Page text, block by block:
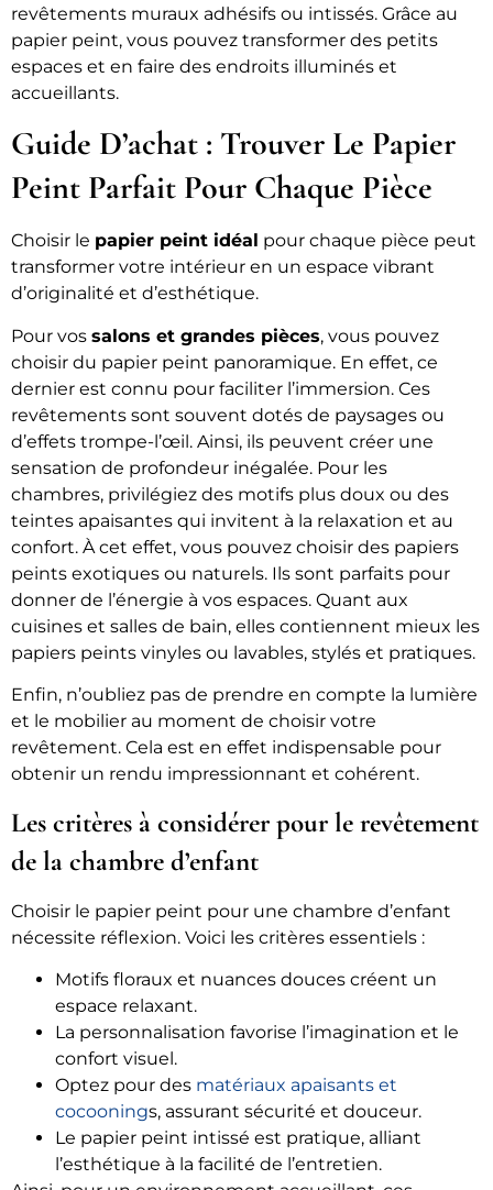
revêtements muraux adhésifs ou intissés. Grâce au
papier peint, vous pouvez transformer des petits
espaces et en faire des endroits illuminés et
accueillants.
Guide D’achat : Trouver Le Papier
Peint Parfait Pour Chaque Pièce
Choisir le papier peint idéal pour chaque pièce peut
transformer votre intérieur en un espace vibrant
d’originalité et d’esthétique.
Pour vos salons et grandes pièces, vous pouvez
choisir du papier peint panoramique. En effet, ce
dernier est connu pour faciliter l’immersion. Ces
revêtements sont souvent dotés de paysages ou
d’effets trompe-l’œil. Ainsi, ils peuvent créer une
sensation de profondeur inégalée. Pour les
chambres, privilégiez des motifs plus doux ou des
teintes apaisantes qui invitent à la relaxation et au
confort. À cet effet, vous pouvez choisir des papiers
peints exotiques ou naturels. Ils sont parfaits pour
donner de l’énergie à vos espaces. Quant aux
cuisines et salles de bain, elles contiennent mieux les
papiers peints vinyles ou lavables, stylés et pratiques.
Enfin, n’oubliez pas de prendre en compte la lumière
et le mobilier au moment de choisir votre
revêtement. Cela est en effet indispensable pour
obtenir un rendu impressionnant et cohérent.
Les critères à considérer pour le revêtement
de la chambre d’enfant
Choisir le papier peint pour une chambre d’enfant
nécessite réflexion. Voici les critères essentiels :
Motifs floraux et nuances douces créent un
espace relaxant.
La personnalisation favorise l’imagination et le
confort visuel.
Optez pour des matériaux apaisants et
cocoonings, assurant sécurité et douceur.
Le papier peint intissé est pratique, alliant
l’esthétique à la facilité de l’entretien.